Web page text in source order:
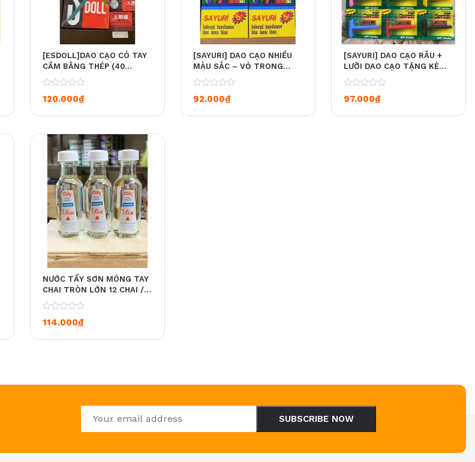
[ESDOLL]DAO CẠO CÓ TAY
CẦM BẰNG THÉP (40
DAO/HỘP)
120.000₫
[SAYURI] DAO CẠO NHIỀU
MÀU SẮC – VỎ TRONG
SUỐT (32 DAO CẠO / HỘP)
92.000₫
[SAYURI] DAO CẠO RÂU +
LƯỠI DAO CẠO TẶNG KÈM
(COMBO 12 DAO))
97.000₫
NƯỚC TẨY SƠN MÓNG TAY
CHAI TRÒN LỚN 12 CHAI /
HỘP
114.000₫
SUBSCRIBE NOW